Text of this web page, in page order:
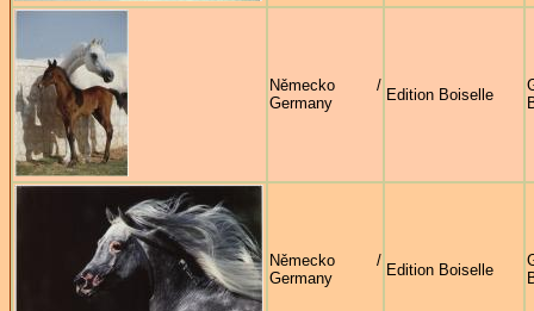
Německo /
Germany
Edition Boiselle
Německo /
Germany
Edition Boiselle